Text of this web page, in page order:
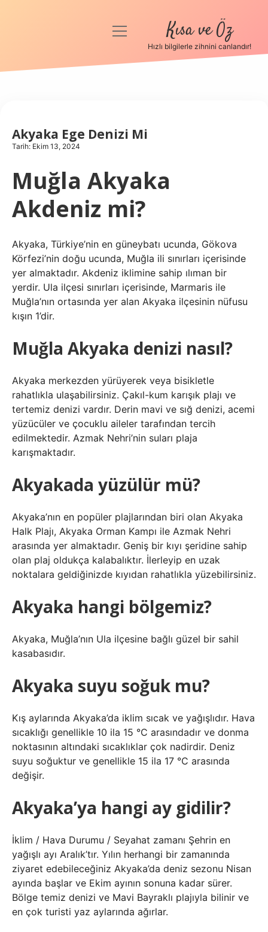
Anasayfa
Hakkımızda
menüyü
Kısa ve Öz
Hızlı bilgilerle zihnini canlandır!
Akyaka Ege Denizi Mi
Tarih: Ekim 13, 2024
Muğla Akyaka
Akdeniz mi?
Akyaka, Türkiye’nin en güneybatı ucunda, Gökova
Körfezi’nin doğu ucunda, Muğla ili sınırları içerisinde
yer almaktadır. Akdeniz iklimine sahip ılıman bir
yerdir. Ula ilçesi sınırları içerisinde, Marmaris ile
Muğla’nın ortasında yer alan Akyaka ilçesinin nüfusu
kışın 1’dir.
Muğla Akyaka denizi nasıl?
Akyaka merkezden yürüyerek veya bisikletle
rahatlıkla ulaşabilirsiniz. Çakıl-kum karışık plajı ve
tertemiz denizi vardır. Derin mavi ve sığ denizi, acemi
yüzücüler ve çocuklu aileler tarafından tercih
edilmektedir. Azmak Nehri’nin suları plaja
karışmaktadır.
Akyakada yüzülür mü?
Akyaka’nın en popüler plajlarından biri olan Akyaka
Halk Plajı, Akyaka Orman Kampı ile Azmak Nehri
arasında yer almaktadır. Geniş bir kıyı şeridine sahip
olan plaj oldukça kalabalıktır. İlerleyip en uzak
noktalara geldiğinizde kıyıdan rahatlıkla yüzebilirsiniz.
Akyaka hangi bölgemiz?
Akyaka, Muğla’nın Ula ilçesine bağlı güzel bir sahil
kasabasıdır.
Akyaka suyu soğuk mu?
Kış aylarında Akyaka’da iklim sıcak ve yağışlıdır. Hava
sıcaklığı genellikle 10 ila 15 °C arasındadır ve donma
noktasının altındaki sıcaklıklar çok nadirdir. Deniz
suyu soğuktur ve genellikle 15 ila 17 °C arasında
değişir.
Akyaka’ya hangi ay gidilir?
İklim / Hava Durumu / Seyahat zamanı Şehrin en
yağışlı ayı Aralık’tır. Yılın herhangi bir zamanında
ziyaret edebileceğiniz Akyaka’da deniz sezonu Nisan
ayında başlar ve Ekim ayının sonuna kadar sürer.
Bölge temiz denizi ve Mavi Bayraklı plajıyla bilinir ve
en çok turisti yaz aylarında ağırlar.